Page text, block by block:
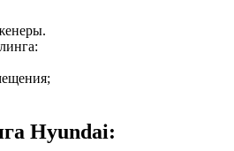
Hyundai: